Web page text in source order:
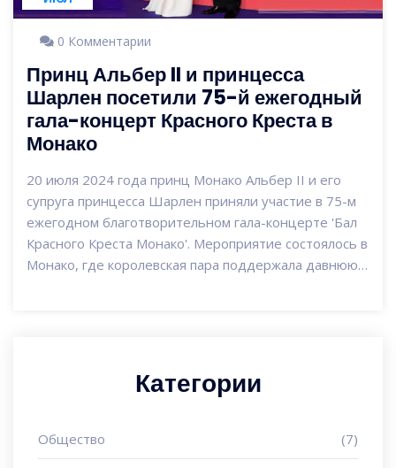
0 Комментарии
Принц Альбер II и принцесса
Шарлен посетили 75-й ежегодный
гала-концерт Красного Креста в
Монако
20 июля 2024 года принц Монако Альбер II и его
супруга принцесса Шарлен приняли участие в 75-м
ежегодном благотворительном гала-концерте 'Бал
Красного Креста Монако'. Мероприятие состоялось в
Монако, где королевская пара поддержала давнюю
Категории
Общество (7)